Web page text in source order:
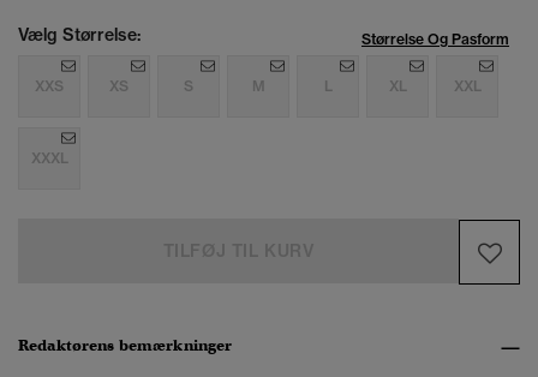
Vælg Størrelse: Størrelse Og Pasform
XXS XS S M L XL XXL
XXXL
Redaktørens bemærkninger